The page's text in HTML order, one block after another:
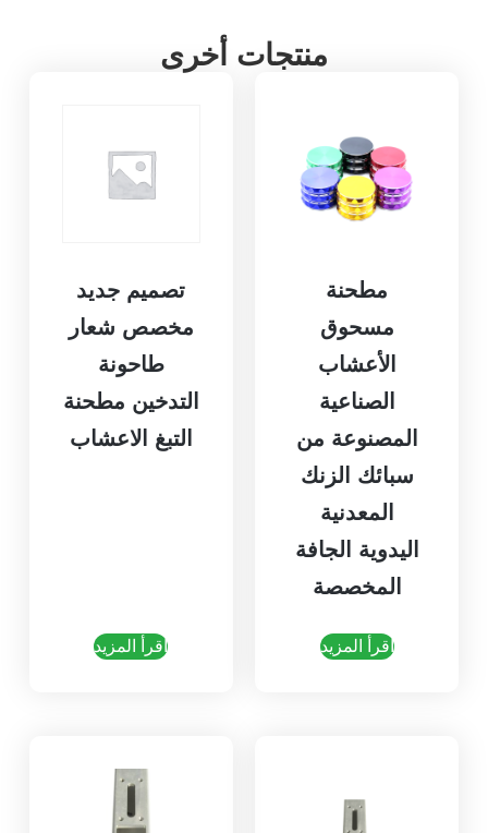
منتجات أخرى
تصميم جديد
مخصص شعار
طاحونة
التدخين مطحنة
التبغ الاعشاب
اقرأ المزيد
مطحنة
مسحوق
الأعشاب
الصناعية
المصنوعة من
سبائك الزنك
المعدنية
اليدوية الجافة
المخصصة
اقرأ المزيد